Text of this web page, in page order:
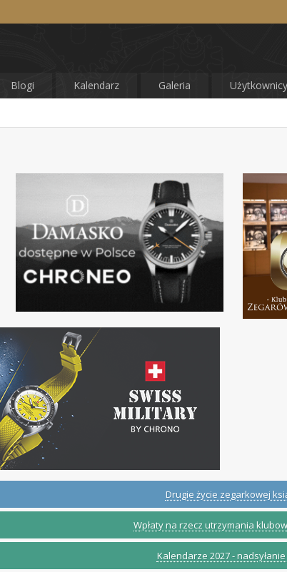
Blogi Kalendarz Galeria Użytkownicy
Drugie życie zegarkowej
Wpłaty na rzecz utrzymania
Kalendarze 2027 -